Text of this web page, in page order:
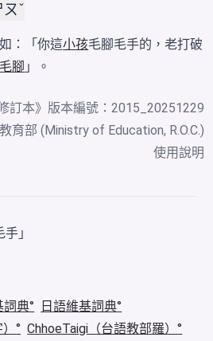
ㄡˇ
：「你這小孩毛腳毛手的，老打破
腳 」。
訂本》版本編號：2015_20251229
育部 (Ministry of Education, R.O.C.)
使用說明
」
詞典
日語維基詞典
）
ChhoeTaigi（台語教部羅）